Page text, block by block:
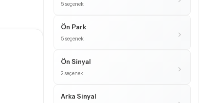
5 seçenek
Ön Park
5 seçenek
Ön Sinyal
2 seçenek
Arka Sinyal